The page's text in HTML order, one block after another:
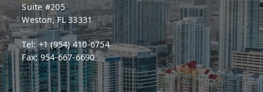
Suite #205
Weston, FL 33331
Tel: +1 (954) 410-6754
Fax: 954-667-6690